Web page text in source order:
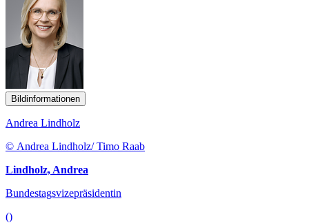
Bildinformationen
Andrea Lindholz
© Andrea Lindholz/ Timo Raab
Lindholz, Andrea
Bundestagsvizepräsidentin
()